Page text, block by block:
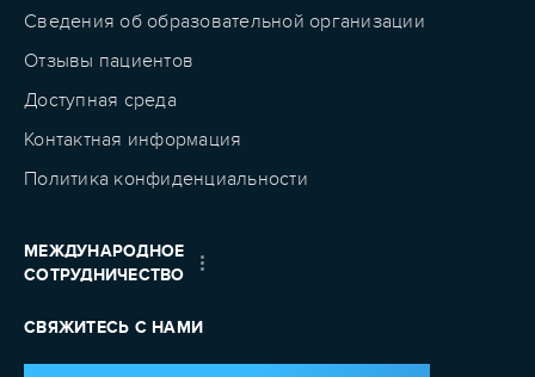
Сведения об образовательной организации
Отзывы пациентов
Доступная среда
Контактная информация
Политика конфиденциальности
МЕЖДУНАРОДНОЕ
СОТРУДНИЧЕСТВО
СВЯЖИТЕСЬ С НАМИ